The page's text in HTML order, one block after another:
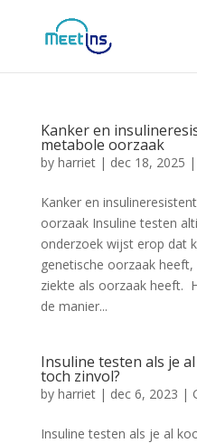
Kanker en
metabole oorzaak
by harriet| dec 18, 2025 |
Kanker en
oorzaak Insuline testen
onderzoek wijst erop dat
genetische oorzaak
ziekte als oorzaak heeft.
de manier...
Insuline testen als je
toch zinvol?
by harriet| dec 6, 2023 |
Insuline testen als je al